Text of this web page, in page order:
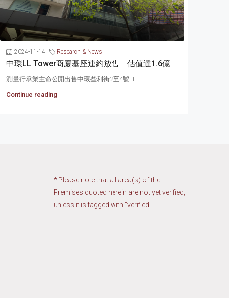
2024-11-14 Research & News
中環LL Tower商廈基座連約放售 估值達1.6億
測量行承業主命公開出售中環些利街2至4號LL...
Continue reading
* Please note that all area(s) of the
Premises quoted herein are not yet verified,
unless it is tagged with "verified".